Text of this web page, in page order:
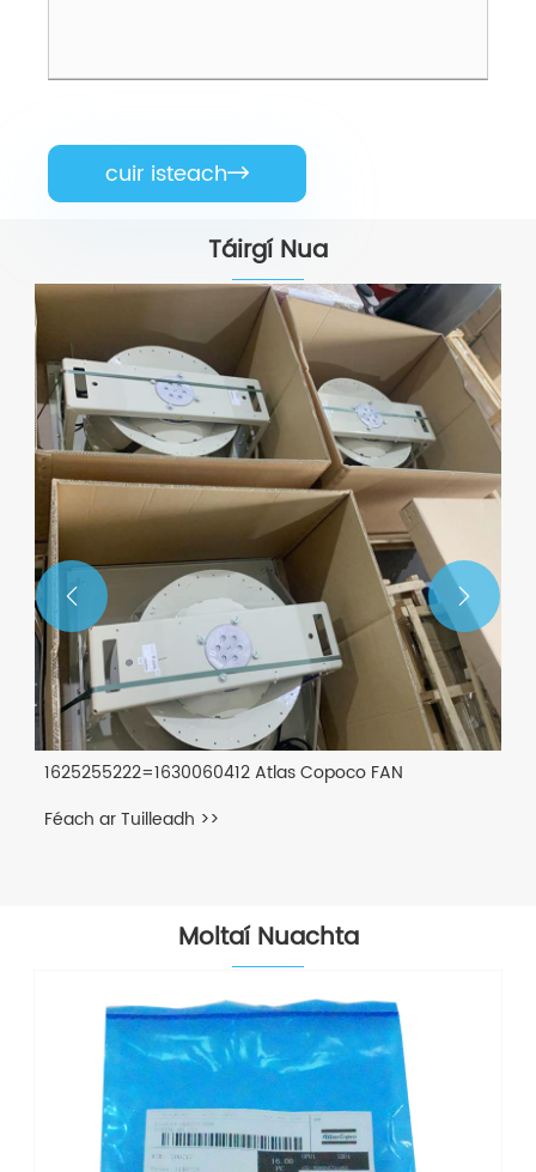
cuir isteach
Táirgí Nua
3002609530 Atlas Copco V5+ Kit Seirbhíse 600H
Féach ar Tuilleadh >>
 
Moltaí Nuachta
1621875099 Atlas Copco
Féach ar Tuilleadh >>